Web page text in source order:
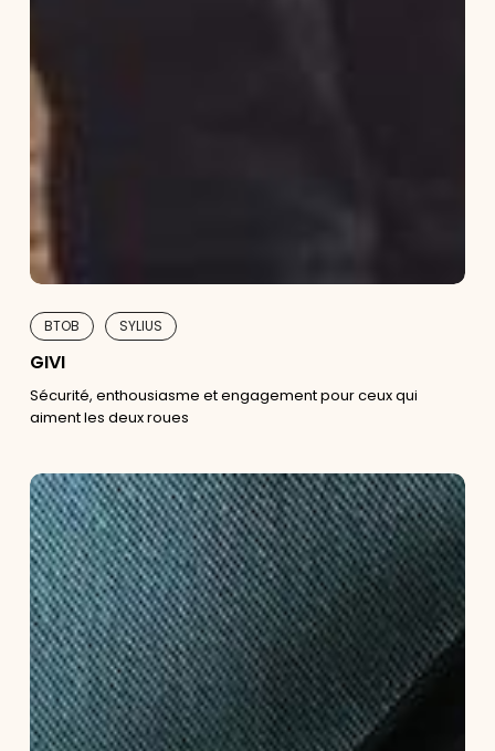
BTOB SYLIUS
GIVI
Sécurité, enthousiasme et engagement pour ceux qui
aiment les deux roues
La
Centrale
Médicale